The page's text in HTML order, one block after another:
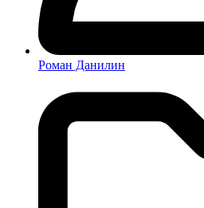
Роман Данилин